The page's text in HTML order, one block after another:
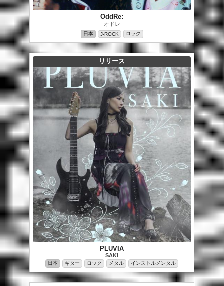
OddRe:
オドレ
日本 J-ROCK ロック
リリース
PLUVIA
SAKI
日本 ギター ロック メタル インストルメンタル